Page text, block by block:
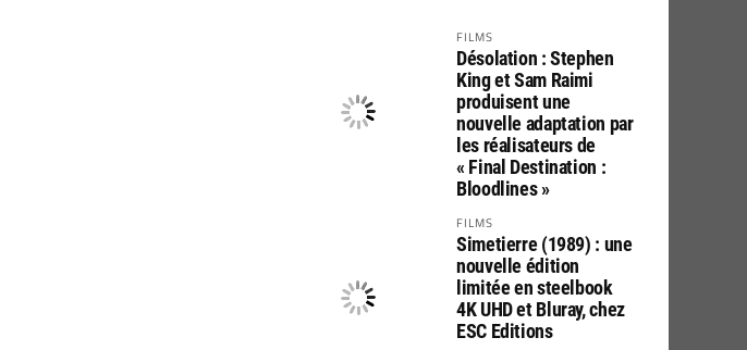
FILMS
Désolation : Stephen
King et Sam Raimi
produisent une
nouvelle adaptation par
les réalisateurs de
« Final Destination :
Bloodlines »
FILMS
Simetierre (1989) : une
nouvelle édition
limitée en steelbook
4K UHD et Bluray, chez
ESC Editions